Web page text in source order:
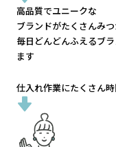
高品質でユニークな
ブランドがたくさんみ
毎日どんどんふえるブ
ます
仕入れ作業にたくさん